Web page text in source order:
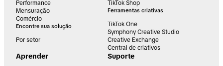
Performance
Mensuração
Comércio
Encontre sua solução
Por setor
TikTok Shop
Ferramentas criativas
TikTok One
Symphony Creative Studio
Creative Exchange
Central de criativos
Aprender Suporte